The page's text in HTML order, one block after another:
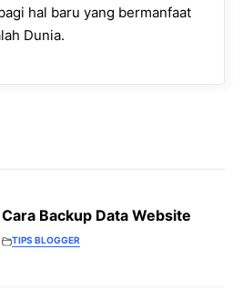
hal baru yang bermanfaat
Dunia.
Cara Backup Data Website
TIPS BLOGGER